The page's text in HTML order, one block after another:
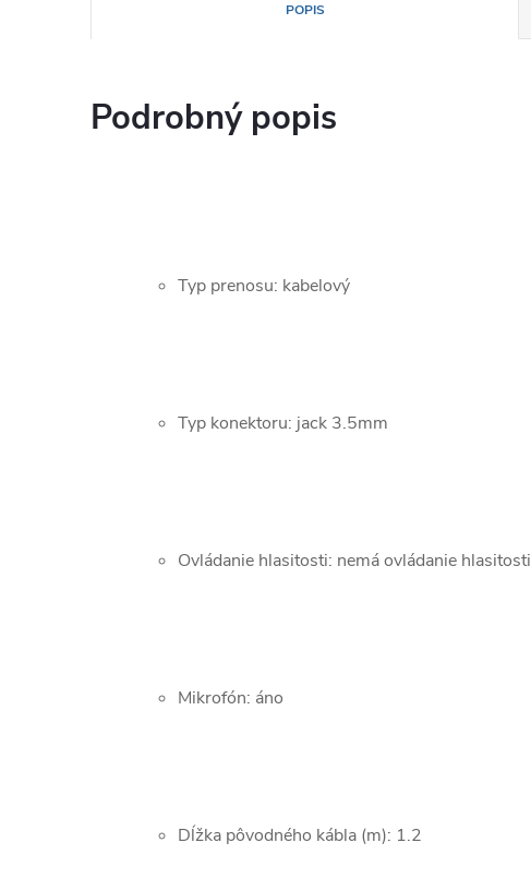
POPIS
Podrobný popis
Typ prenosu: kabelový
Typ konektoru: jack 3.5mm
Ovládanie hlasitosti: nemá ovládanie hlasitosti
Mikrofón: áno
Dĺžka pôvodného kábla (m): 1.2